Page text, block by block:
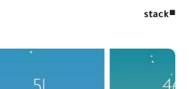
◾
stack